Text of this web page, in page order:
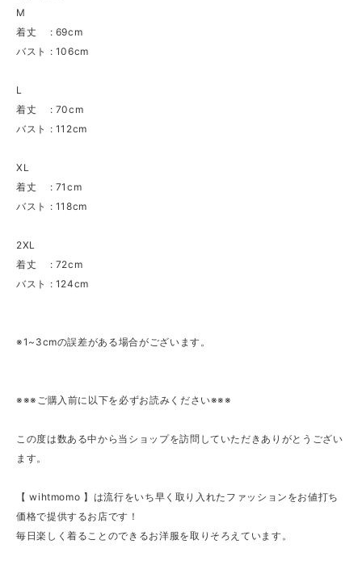
M
着丈 : 69cm
バスト : 106cm
L
着丈 : 70cm
バスト : 112cm
XL
着丈 : 71cm
バスト : 118cm
2XL
着丈 : 72cm
バスト : 124cm
※1~3cmの誤差がある場合がございます。
※※※ご購入前に以下を必ずお読みください※※※
この度は数ある中から当ショップを訪問していただきありがとうござい
ます。
【 wihtmomo 】は流行をいち早く取り入れたファッションをお値打ち
価格で提供するお店です！
毎日楽しく着ることのできるお洋服を取りそろえています。